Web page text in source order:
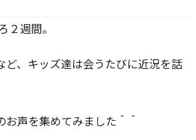
２週間。
ど、キッズ達は会うたびに近況を話
声を集めてみました＾＾